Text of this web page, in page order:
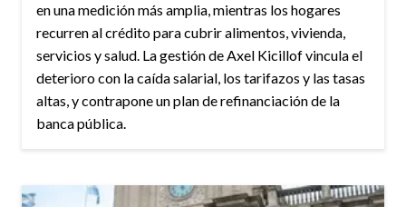
en una medición más amplia, mientras los hogares
recurren al crédito para cubrir alimentos, vivienda,
servicios y salud. La gestión de Axel Kicillof vincula el
deterioro con la caída salarial, los tarifazos y las tasas
altas, y contrapone un plan de refinanciación de la
banca pública.